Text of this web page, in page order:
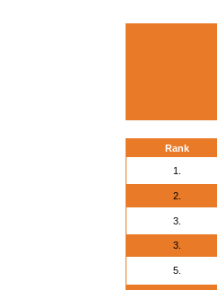
Rank
1.
2.
3.
3.
5.